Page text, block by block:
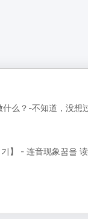
么？-不知道，没想
】 - 连音现象꿈을